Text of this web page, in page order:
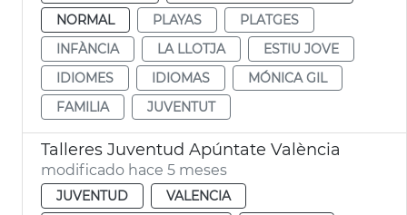
NORMAL
PLAYAS
PLATGES
INFÀNCIA
LA LLOTJA
ESTIU JOVE
IDIOMES
IDIOMAS
MÓNICA GIL
FAMILIA
JUVENTUT
Talleres Juventud Apúntate València
modificado hace 5 meses
JUVENTUD
VALENCIA